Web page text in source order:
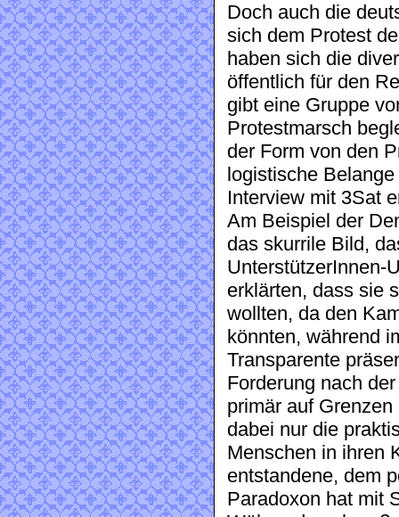
Doch auch die
sich dem Protest
haben sich die
öffentlich für den
gibt eine Gruppe
Protestmarsch
der Form von den
logistische
Interview mit 3Sat
Am Beispiel der
das skurrile Bild,
UnterstützerInnen-
erklärten, dass sie
wollten, da den
könnten, während
Transparente
Forderung nach
primär auf
dabei nur die
Menschen in ihren
entstandene, dem
Paradoxon hat mit